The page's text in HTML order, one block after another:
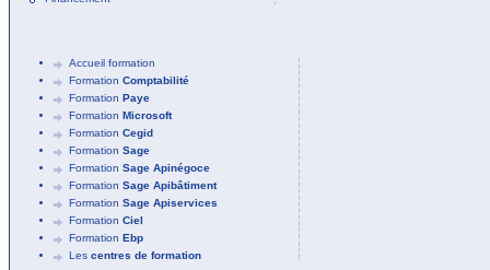
Accueil formation
Formation Comptabilité
Formation Paye
Formation Microsoft
Formation Cegid
Formation Sage
Formation Sage Apinégoce
Formation Sage Apibâtiment
Formation Sage Apiservices
Formation Ciel
Formation Ebp
Les centres de formation